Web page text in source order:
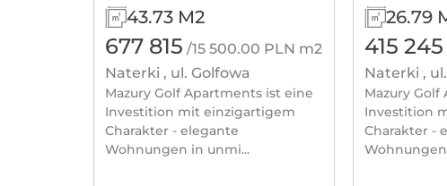
43.73 M2
677 815 /15 500.00 PLN m2
Naterki , ul. Golfowa
Mazury Golf Apartments ist eine
Investition mit einzigartigem
Charakter - elegante
Wohnungen in unmi...
26.79
415 245
Naterki ,
Mazury
Investition
Charakter -